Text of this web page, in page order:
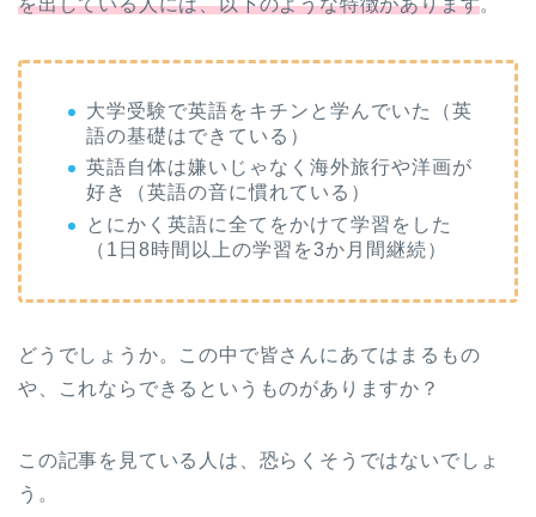
大学受験で英語をキチンと学んでいた（英
語の基礎はできている）
英語自体は嫌いじゃなく海外旅行や洋画が
好き（英語の音に慣れている）
とにかく英語に全てをかけて学習をした
（1日8時間以上の学習を3か月間継続）
どうでしょうか。この中で皆さんにあてはまるもの
や、これならできるというものがありますか？
この記事を見ている人は、恐らくそうではないでしょ
う。